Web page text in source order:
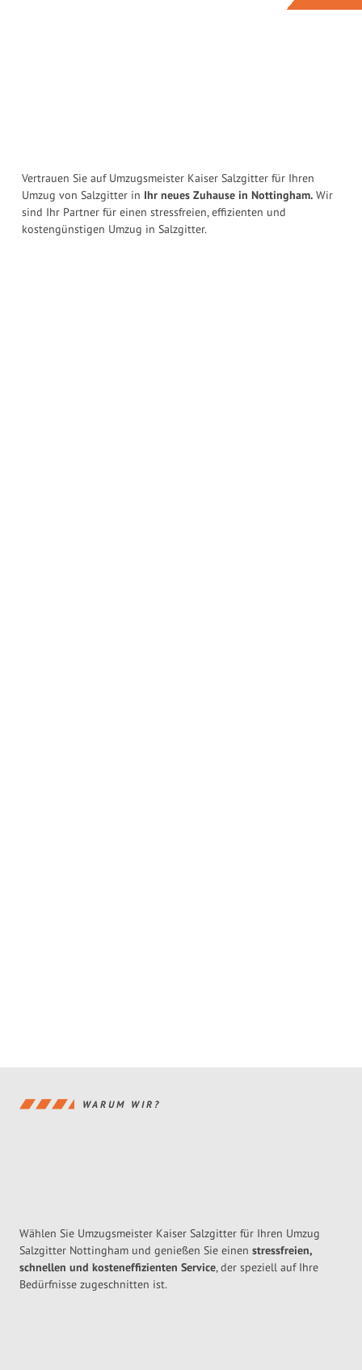
Vertrauen Sie auf Umzugsmeister Kaiser Salzgitter für Ihren
Umzug von Salzgitter in Ihr neues Zuhause in Nottingham. Wir
sind Ihr Partner für einen stressfreien, effizienten und
kostengünstigen Umzug in Salzgitter.
WARUM WIR?
Wählen Sie Umzugsmeister Kaiser Salzgitter für Ihren Umzug
Salzgitter Nottingham und genießen Sie einen stressfreien,
schnellen und kosteneffizienten Service, der speziell auf Ihre
Bedürfnisse zugeschnitten ist.